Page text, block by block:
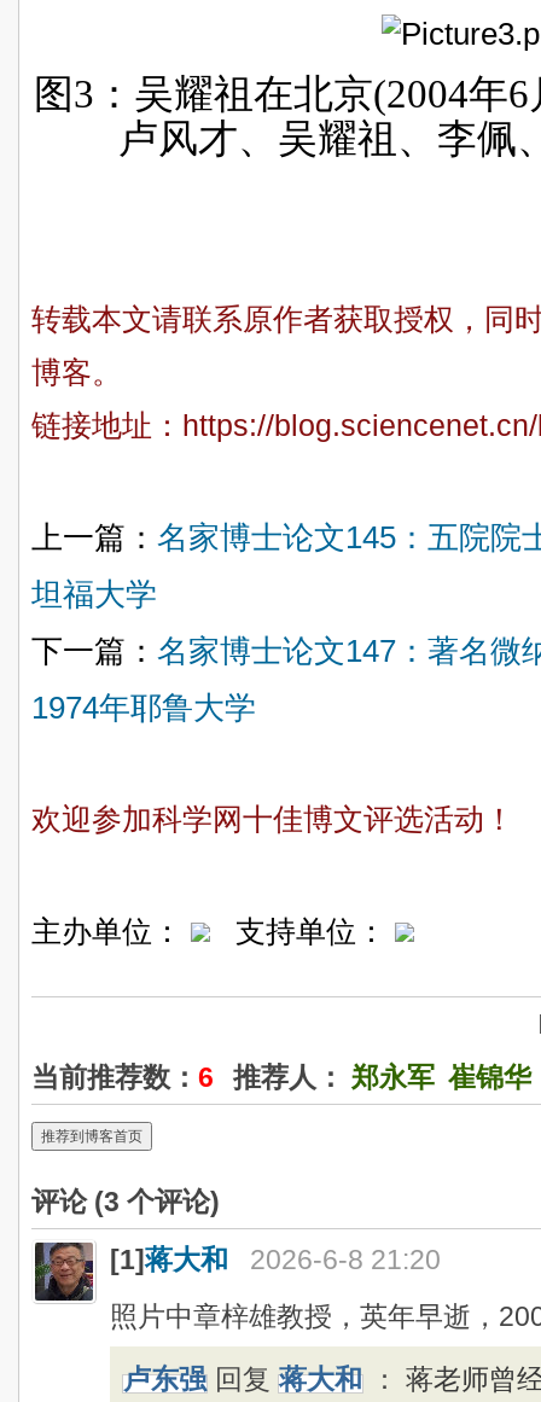
图3 ：吴耀祖在北京(2004年6
卢风才、吴耀祖、李佩
转载本文请联系原作者获取授权，同
博客。
链接地址： https://
上一篇： 名家博士论文145：五院院
坦福大学
下一篇： 名家博士论文147：著名微
1974年耶鲁大学
欢迎参加科学网十佳博文评选活动！
主办单位： 支持单位：
当前推荐数： 6 推荐人： 郑永军 崔锦华
推荐到博客首页
评论 (3 个评论)
[1]蒋大和
2026-6-8 21:20
照片中章梓雄教授，英年早逝，
卢东强 回复 蒋大和 ： 蒋老师曾